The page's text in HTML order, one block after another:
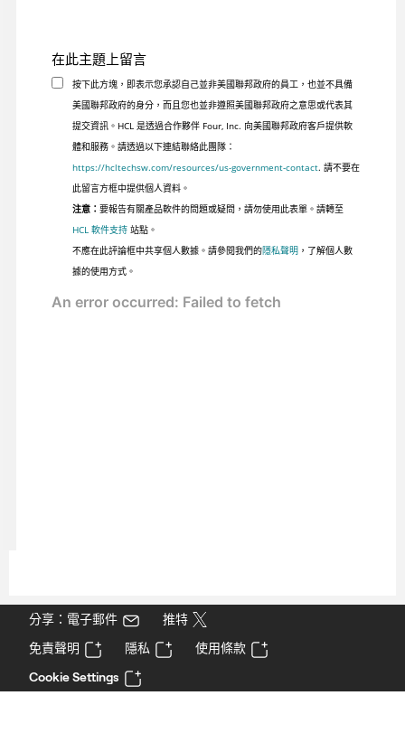
在此主題上留言
按下此方塊，即表示您承認自己並非美國聯邦政府的員工，也並不具備
美國聯邦政府的身分，而且您也並非遵照美國聯邦政府之意思或代表其
提交資訊。HCL 是透過合作夥伴 Four, Inc. 向美國聯邦政府客戶提供軟
體和服務。請透過以下連結聯絡此團隊：
https://hcltechsw.com/resources/us-government-contact. 請不要在
此留言方框中提供個人資料。
注意： 要報告有關產品軟件的問題或疑問，請勿使用此表單。請轉至
HCL 軟件支持站點。
不應在此評論框中共享個人數據。請參閱我們的隱私聲明 ，了解個人數
據的使用方式。
分享：電子郵件
推特
免責聲明
隱私
使用條款
Cookie Settings